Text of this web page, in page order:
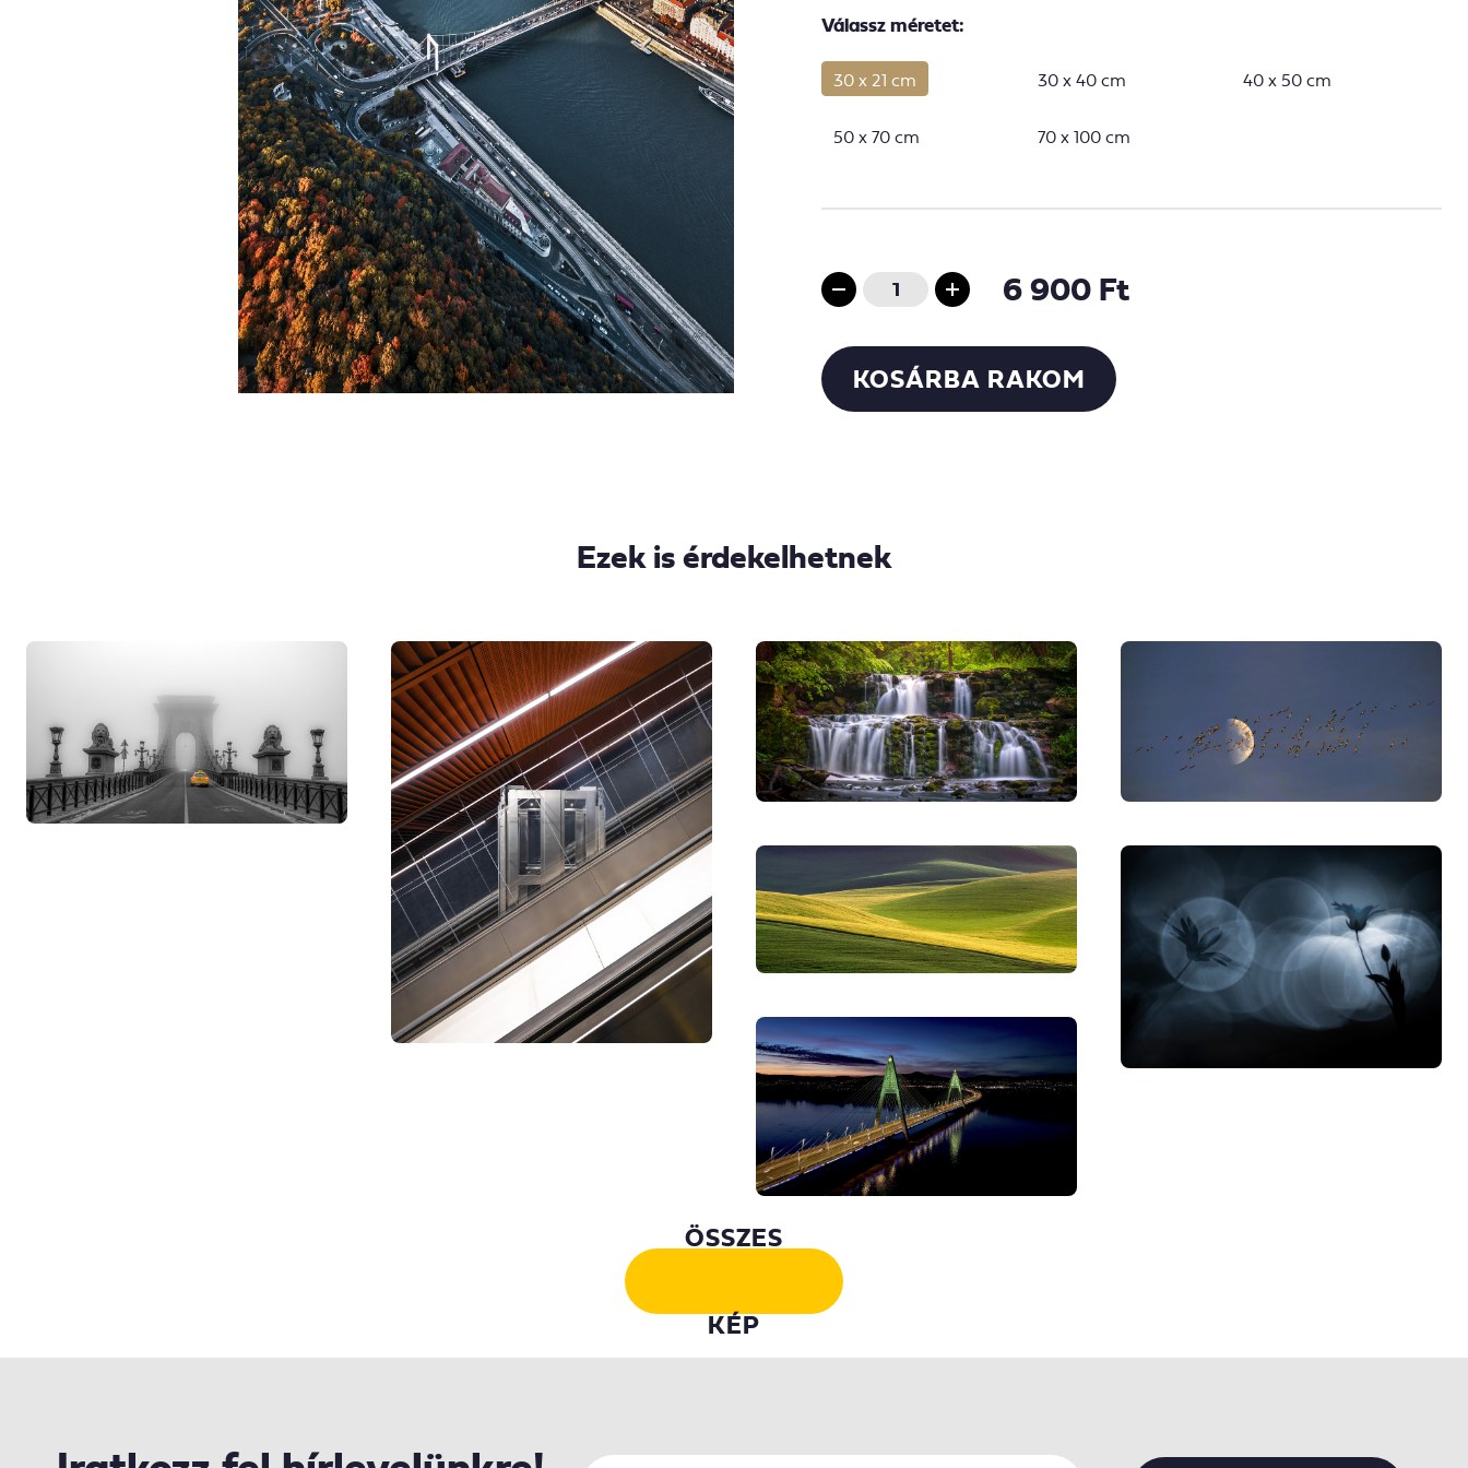
Válassz méretet:
30 x 21 cm 30 x 40 cm 40 x 50 cm
50 x 70 cm 70 x 100 cm
6 900 Ft
KOSÁRBA RAKOM
Ezek is érdekelhetnek
ÖSSZES
KÉP